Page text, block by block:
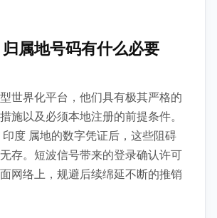
属地号码有什么必要
世界化平台，他们具有极其严格的
施以及必须本地注册的前提条件。
度 属地的数字凭证后，这些阻碍
存。短波信号带来的登录确认许可
网络上，规避后续绵延不断的推销